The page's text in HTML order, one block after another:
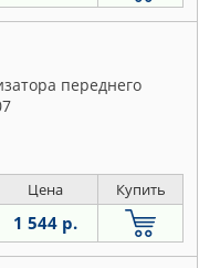
переднего
Цена Купить
1 544 р.